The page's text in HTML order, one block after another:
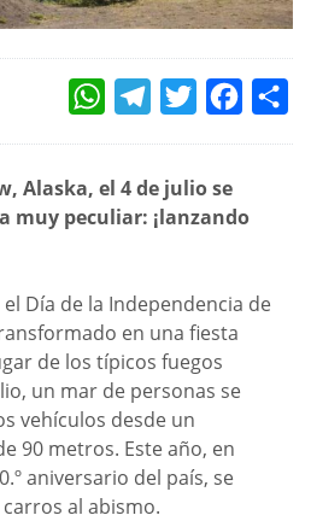
WHATSAPPTELEGRAMTWITTER
Alaska, el 4 de julio se
muy peculiar: ¡lanzando
el Día de la Independencia de
en una fiesta
de los típicos fuegos
un mar de personas se
vehículos desde un
90 metros. Este año, en
aniversario del país, se
al abismo.